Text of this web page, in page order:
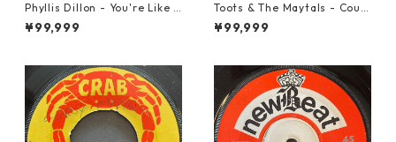
Phyllis Dillon - You're Like H
eaven To Me【7-21913】
¥99,999
Toots & The Maytals - Coun
try Road【7-21951】
¥99,999